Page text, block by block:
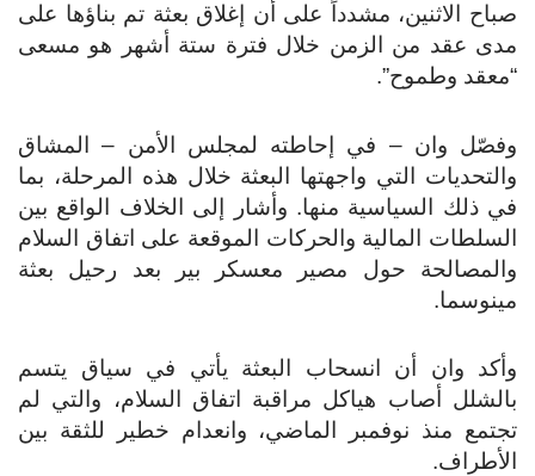
صباح الاثنين، مشدداً على أن إغلاق بعثة تم بناؤها على
مدى عقد من الزمن خلال فترة ستة أشهر هو مسعى
“معقد وطموح”.
وفصّل وان – في إحاطته لمجلس الأمن – المشاق
والتحديات التي واجهتها البعثة خلال هذه المرحلة، بما
في ذلك السياسية منها. وأشار إلى الخلاف الواقع بين
السلطات المالية والحركات الموقعة على اتفاق السلام
والمصالحة حول مصير معسكر بير بعد رحيل بعثة
مينوسما.
وأكد وان أن انسحاب البعثة يأتي في سياق يتسم
بالشلل أصاب هياكل مراقبة اتفاق السلام، والتي لم
تجتمع منذ نوفمبر الماضي، وانعدام خطير للثقة بين
الأطراف.